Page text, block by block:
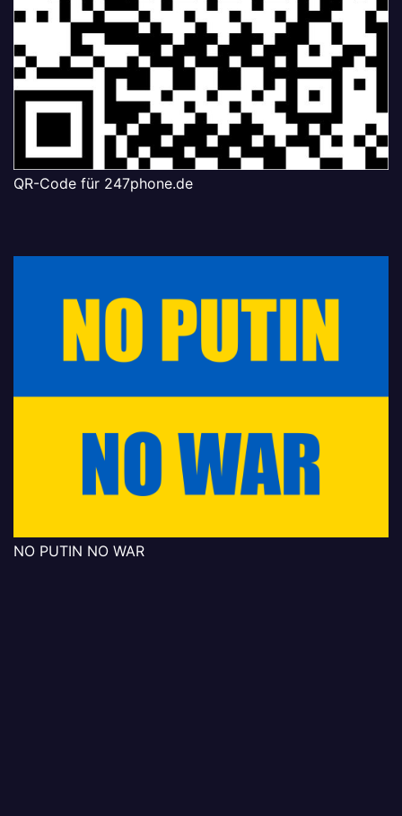
QR-Code für 247phone.de
NO PUTIN NO WAR